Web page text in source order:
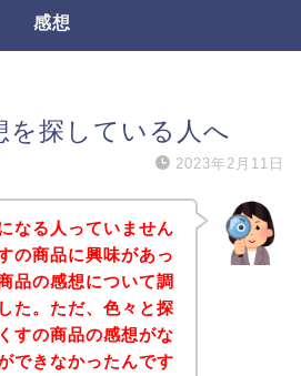
感想
を探している人へ
2023年2月11日
なる人っていません
の商品に興味があっ
品の感想について調
た。ただ、色々と探
すの商品の感想がな
できなかったんです